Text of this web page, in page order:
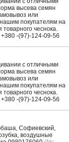
высева семян
или
покупателям на
чеснока.
-(97)-124-09-56
с отличными
высева семян
или
покупателям на
чеснока.
-(97)-124-09-56
Софиевский,
воздушные